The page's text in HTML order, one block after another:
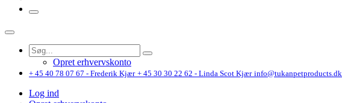
Opret erhvervskonto
+ 45 40 78 07 67 - Frederik Kjær + 45 30 30 22 62 - Linda Scot Kjær info@tukanpetproducts.dk
Log ind